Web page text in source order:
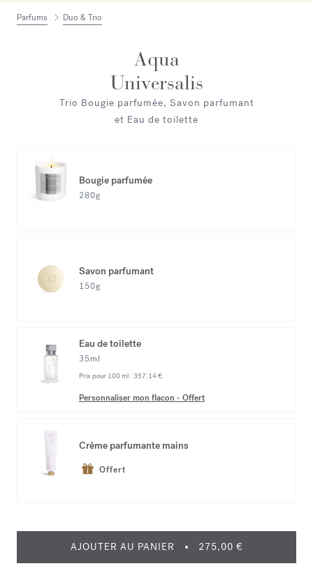
Parfums Duo & Trio
Aqua
Universalis
Trio Bougie parfumée, Savon parfumant
et Eau de toilette
Bougie parfumée
280g
Savon parfumant
150g
Eau de toilette
35ml
Prix pour 100 ml : 357,14 €
Personnaliser mon flacon - Offert
Crème parfumante mains
Offert
AJOUTER AU PANIER 275,00 €